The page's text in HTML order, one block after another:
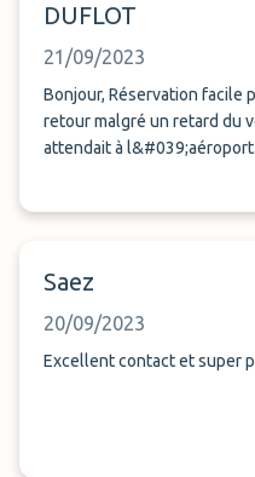
DUFLOT
21/09/2023
Bonjour, Réservation facile par internet. Très bon accueil. Au
retour malgré un retard du
attendait à
Saez
20/09/2023